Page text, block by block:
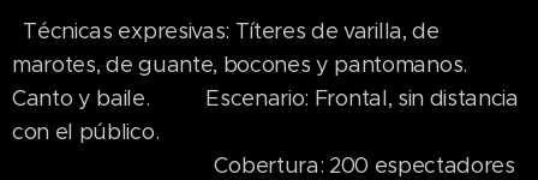
Técnicas expresivas: Títeres de varilla, de
marotes, de guante, bocones y pantomanos.
Canto y baile. Escenario: Frontal, sin distancia
con el público.
Cobertura: 200 espectadores